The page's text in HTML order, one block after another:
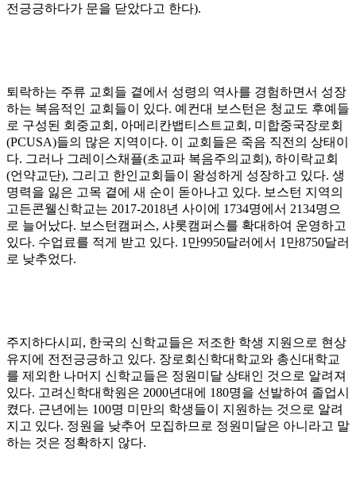
전긍긍하다가 문을 닫았다고 한다).
퇴락하는 주류 교회들 곁에서 성령의 역사를 경험하면서 성장
하는 복음적인 교회들이 있다. 예컨대 보스턴은 청교도 후예들
로 구성된 회중교회 , 아메리칸뱁티스트교회 , 미합중국장로회
(PCUSA)들의 많은 지역이다. 이 교회들은 죽음 직전의 상태이
다. 그러나 그레이스채플(초교파 복음주의교회 ), 하이락교회
(언약교단), 그리고 한인교회들이 왕성하게 성장하고 있다. 생
명력을 잃은 고목 곁에 새 순이 돋아나고 있다. 보스턴 지역의
고든콘웰신학교는 2017-2018년 사이에 1734명에서 2134명으
로 늘어났다. 보스턴캠퍼스, 샤롯캠퍼스를 확대하여 운영하고
있다. 수업료를 적게 받고 있다. 1만9950달러에서 1만8750달러
로 낮추었다.
주지하다시피 , 한국의 신학교들은 저조한 학생 지원으로 현상
유지에 전전긍긍하고 있다. 장로회신학대학교와 총신대학교
를 제외한 나머지 신학교들은 정원미달 상태인 것으로 알려져
있다. 고려신학대학원은 2000년대에 180명을 선발하여 졸업시
켰다. 근년에는 100명 미만의 학생들이 지원하는 것으로 알려
지고 있다. 정원을 낮추어 모집하므로 정원미달은 아니라고 말
하는 것은 정확하지 않다.